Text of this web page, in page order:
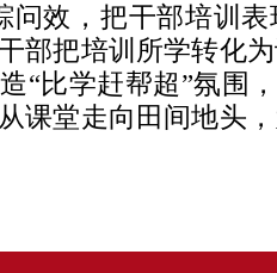
问效，把干部培训
部把培训所学转化
“比学赶帮超”氛围
课堂走向田间地头